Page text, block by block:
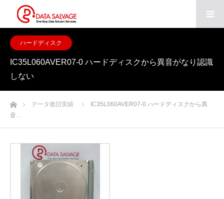
ハードディスク
IC35L060AVER07-0 ハードディスクから異音がなり認識
しない
ホームデータ復旧実績
IC35L060AVER07-0 ハードディスクから異
音…